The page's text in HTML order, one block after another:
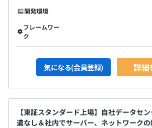
開発環境
フレームワー
ク
気になる(会員登録) 詳細
【東証スタンダード上場】自社データセ
遣なし＆社内でサーバー、ネットワーク